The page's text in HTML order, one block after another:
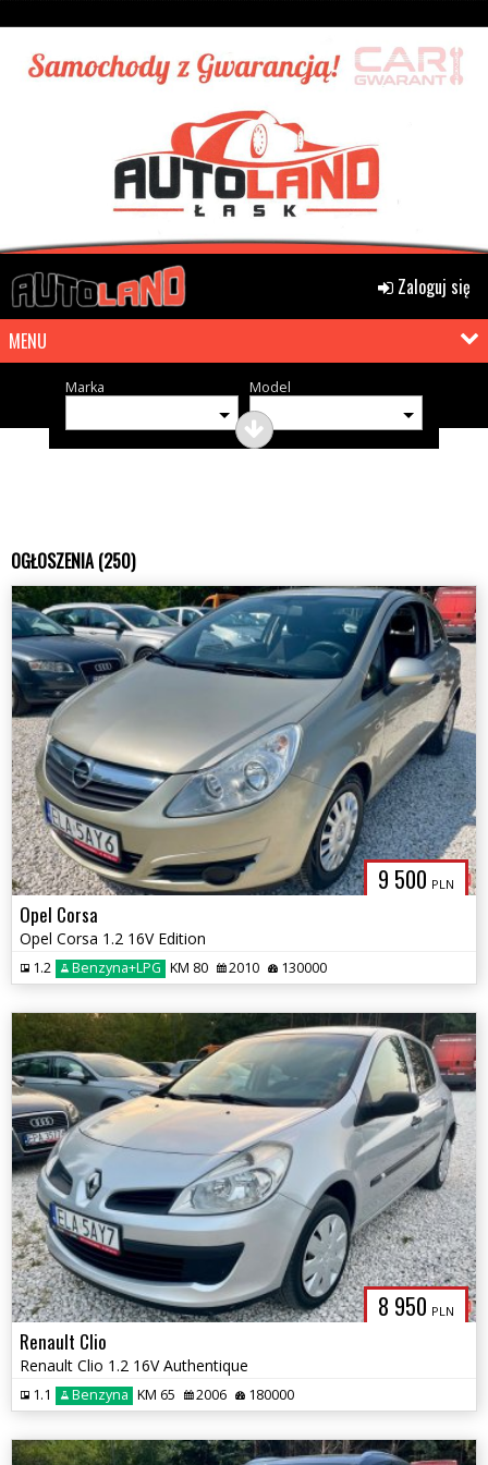
Zaloguj się
MENU
Marka Model
OGŁOSZENIA (250)
9 500 PLN
Opel Corsa
Opel Corsa 1.2 16V Edition
1.2 Benzyna+LPG KM 80 2010 130000
8 950 PLN
Renault Clio
Renault Clio 1.2 16V Authentique
1.1 Benzyna KM 65 2006 180000